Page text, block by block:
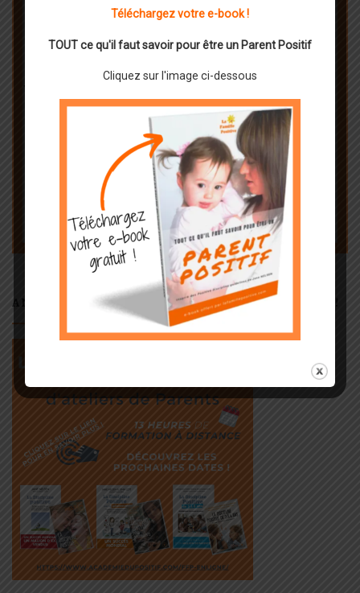
ANIMEZ VOS PROPRES ATELIERS DE PARENTS !
Téléchargez votre e-book !
TOUT ce qu'il faut savoir pour être un Parent Positif
Cliquez sur l'image ci-dessous